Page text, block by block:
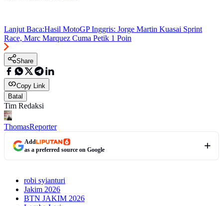
Lanjut Baca:Hasil MotoGP Inggris: Jorge Martin Kuasai Sprint
Race, Marc Marquez Cuma Petik 1 Poin
Share
Copy Link
Batal
Tim Redaksi
ThomasReporter
Add
as a preferred source on Google
robi syianturi
Jakim 2026
BTN JAKIM 2026